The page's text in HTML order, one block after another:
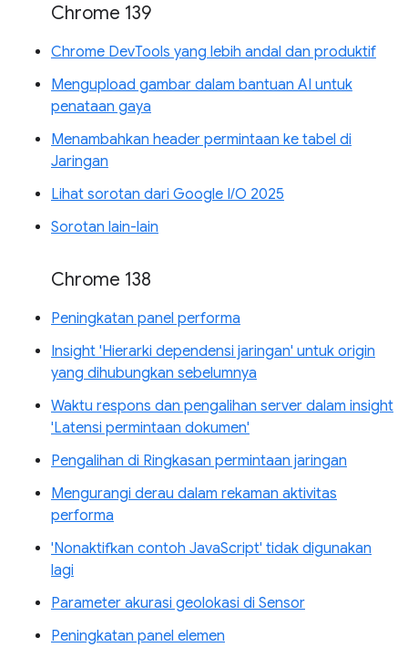
Chrome 139
Chrome DevTools yang lebih andal dan produktif
Mengupload gambar dalam bantuan AI untuk
penataan gaya
Menambahkan header permintaan ke tabel di
Jaringan
Lihat sorotan dari Google I/O 2025
Sorotan lain-lain
Chrome 138
Peningkatan panel performa
Insight 'Hierarki dependensi jaringan' untuk origin
yang dihubungkan sebelumnya
Waktu respons dan pengalihan server dalam insight
'Latensi permintaan dokumen'
Pengalihan di Ringkasan permintaan jaringan
Mengurangi derau dalam rekaman aktivitas
performa
'Nonaktifkan contoh JavaScript' tidak digunakan
lagi
Parameter akurasi geolokasi di Sensor
Peningkatan panel elemen